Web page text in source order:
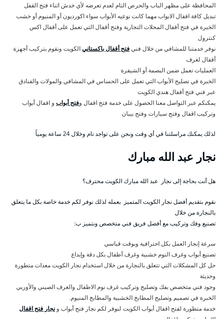
المحافظة على مظهر الباب والحرص التام لعدم تعرضه لأي خدش اثناء فتح القفل
تبديل كافة اقفال الابواب مهما كانت نوعيه الأبواب سواء اكورديون أو المنيوم أو خشب
الخبرة في فتح أقفال المحلات التجارية وفتح أقفال التي تعمل على أقفال اكس
كنترول
نوفر خدمتنا للمشافي من خلال فنيفتح أقفال باكستانيالكويت ونقوم بتركيب أجهزة
أقفال لغرف
العمليات تعمل ضمن البصمة أو الشيفرة
الخبرة في تصليح الأبواب التي تعمل على الحساس في المشافي والمولات والفنادق
عبر فني فتح أقفال هندي الكويت
يمكنكم عبر التواصل معنا الحصول على خدمة فتح اقفال وفتح أبواب و اقفال أبواب
وتركيب اقفال وفتح سيارات وفتح بيبان
لذلك يمكنك مراسلتنا في أي وقت ونحن على تواجد تام وخلال 24 ساعة يومياً
نجار عبد الله مبارك
هل أنت بحاجة إلى نجار عبد الله مبارك الكويت محترف؟
نقوم بتقديم أفضل نجار الكويت المتميز بعمله لذلك نوفر لكم خدمة خاصة بكل ما يتعلق
بالنجارة من خلال
تصنيع وفك وتركيب مع أفضل فريق فني متخصص ونتميز ب:
سرعة إنجاز العمل بكل احترافية وبوقت قياسي
تصنيع أبواب وغرف النوم خشبية وغرف أطفال بكل دقة وإبداع
حل كل المشكلات التي تتعلق بالنجارة من خلال استخدام نجار الكويت معدات متطورة
وحديثة
وجود فني متخصص بفك وتصليح وتركيب غرف نوم الاطفال والغرف الصيني والأوربي
الخبرة في تصميم وتصليح المطابخ الخشبية والمطابخ المنيوم.
خدمة متطورة لفتح اقفال أبواب الكويت لنوفر لكم نجار فتح أبواب و نجار فتح اقفال